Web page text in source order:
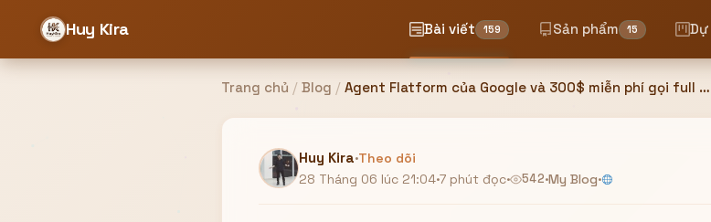
Huy Kira Bài viết 159 Sản phẩm 15 Dự
Đăng ký
Trang chủ / Blog / Agent Flatform của Google và 300$ miễn phí gọi full API Gemini
Huy Kira·Theo dõi
28 Tháng 06 lúc 21:04·7 phút đọc· 542·My Blog·